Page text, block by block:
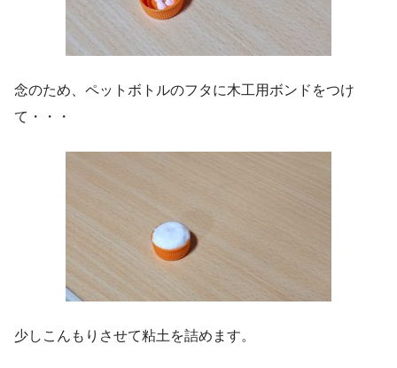
念のため、ペットボトルのフタに木工用ボンドをつけ
て・・・
少しこんもりさせて粘土を詰めます。